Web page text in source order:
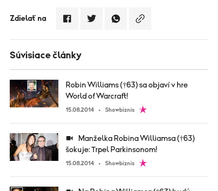
Zdielať na
Súvisiace články
Robin Williams (†63) sa objaví v hre
World of Warcraft!
15.08.2014 Showbiznis
šokuje: Trpel Parkinsonom!
15.08.2014 Showbiznis